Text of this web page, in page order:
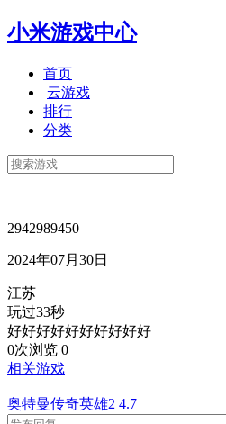
小米游戏中心
首页
云游戏
排行
分类
2942989450
2024年07月30日
江苏
玩过33秒
好好好好好好好好好好
0次浏览 0
相关游戏
奥特曼传奇英雄2 4.7